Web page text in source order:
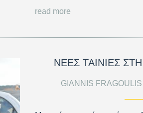
read more
ΝΕΕΣ ΤΑΙΝΙΕΣ
GIANNIS FRAGOULIS